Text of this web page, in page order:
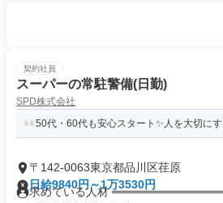
契約社員
スーパーの常駐警備(日勤)
SPD株式会社
50代・60代も安心スタート✨人を大切に
〒142-0063東京都品川区荏原
日給9840円～1万3530円
求めている人材